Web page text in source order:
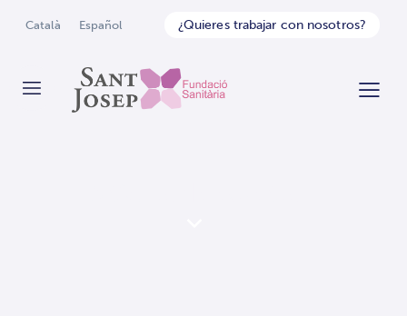
Català Español ¿Quieres trabajar con nosotros?